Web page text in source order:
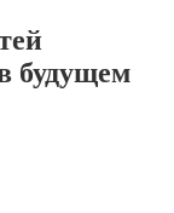
будущем